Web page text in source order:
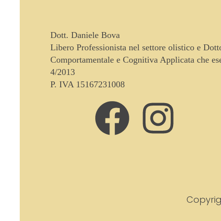
Dott. Daniele Bova
Libero Professionista nel settore olistico e
Comportamentale e Cognitiva Applicata che
4/2013
P. IVA 15167231008